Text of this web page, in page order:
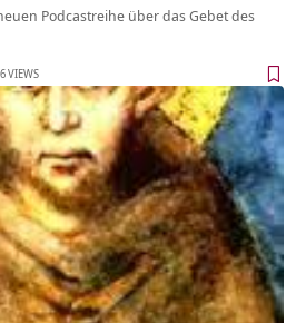
Podcastreihe über das Gebet des
VIEWS